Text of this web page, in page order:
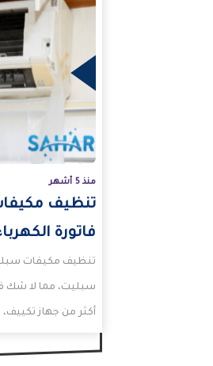
منذ 5 أشهر
تنظيف
فاتورة
تنظيف مكيفات
سبليت، مما لا شك
أكثر من جهاز